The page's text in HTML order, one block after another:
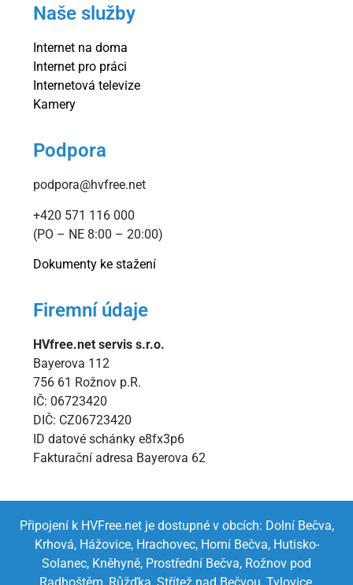
Naše služby
Internet na doma
Internet pro práci
Internetová televize
Kamery
Podpora
podpora@hvfree.net
+420 571 116 000
(PO – NE 8:00 – 20:00)
Dokumenty ke stažení
Firemní údaje
HVfree.net servis s.r.o.
Bayerova 112
756 61 Rožnov p.R.
IČ: 06723420
DIČ: CZ06723420
ID datové schánky e8fx3p6
Fakturační adresa Bayerova 62
Připojení k HVFree.net je dostupné v obcích: Dolní Bečva,
Krhová, Hážovice, Hrachovec, Horní Bečva, Hutisko-
Solanec, Kněhyně, Prostřední Bečva, Rožnov pod